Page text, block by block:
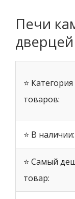
Печи
⭐ Категория
товаров:
⭐ В наличии:
⭐ Самый
товар: